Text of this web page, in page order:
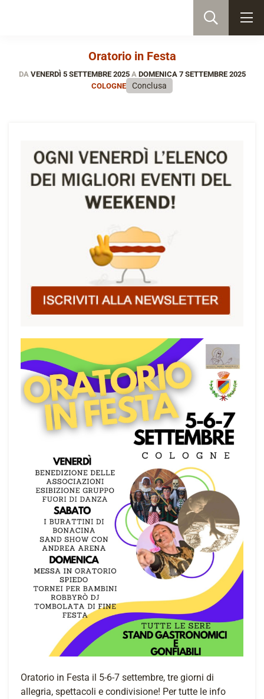
Oratorio in Festa
DAVENERDÌ 5 SETTEMBRE 2025 ADOMENICA 7 SETTEMBRE 2025
COLOGNE
Conclusa
Oratorio in Festa il 5-6-7 settembre, tre giorni di
allegria, spettacoli e condivisione! Per tutte le info